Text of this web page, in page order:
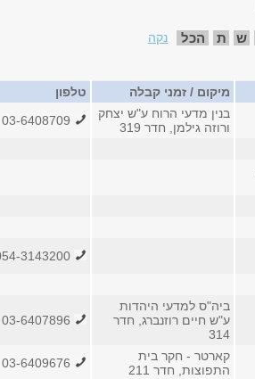
ש ת הכל
נקה
מיקום / זמני קבלה טלפון
בנין מדעי הרוח ע"ש יצחק
ורוזה גילמן, חדר 319
ביה"ס למדעי היהדות
ע"ש חיים רוזנברג, חדר
314
קארטר - חקר בית
התפוצות, חדר 211